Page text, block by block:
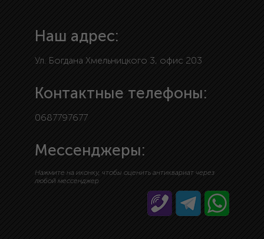
Наш адрес:
Ул. Богдана Хмельницкого 3, офис 203
Контактные телефоны:
0687797677
Мессенджеры:
Нажмите на иконку, чтобы оценить антиквариат через
любой мессенджер